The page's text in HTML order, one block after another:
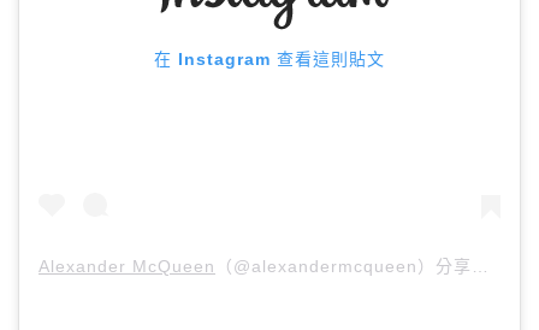
在 Instagram 查看這則貼文
Alexander McQueen （@alexandermcqueen）分享的貼文 於